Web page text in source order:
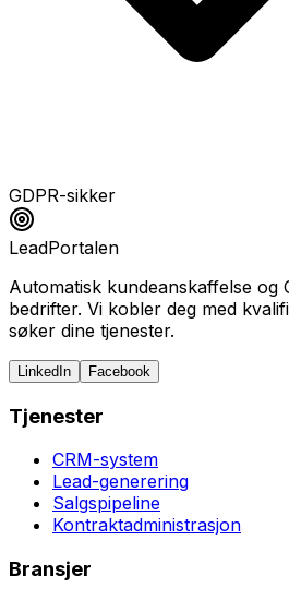
GDPR-sikker
LeadPortalen
Automatisk kundeanskaffelse og
bedrifter. Vi kobler deg med
søker dine tjenester.
LinkedIn Facebook
Tjenester
CRM-system
Lead-generering
Salgspipeline
Kontraktadministrasjon
Bransjer